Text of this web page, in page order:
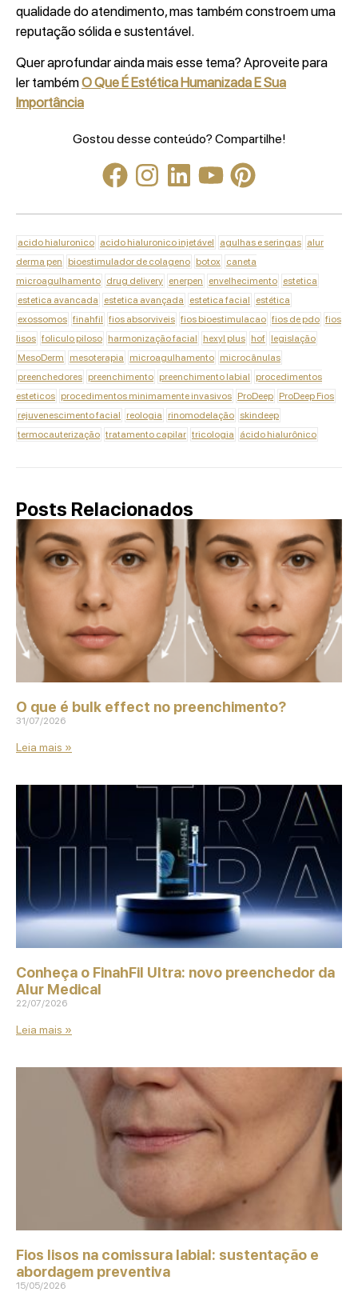
qualidade do atendimento, mas também constroem uma
reputação sólida e sustentável.
Quer aprofundar ainda mais esse tema? Aproveite para
ler tambémO Que É Estética HumanizadaE Sua
Importância
Gostou desse conteúdo? Compartilhe!
acido hialuronico acido hialuronico injetável agulhas e seringas alur
derma pen
bioestimulador de colageno botox caneta
microagulhamento drug delivery enerpen envelhecimento estetica
estetica avancada
estetica avançada estetica facial
estética
exossomos finahfil fios absorviveis fios bioestimulacao fios de pdo fios
lisos foliculo piloso harmonização facial hexyl plus hof legislação
MesoDerm
mesoterapia microagulhamento microcânulas
preenchedores preenchimento preenchimento labial
procedimentos
esteticos procedimentos minimamente invasivos ProDeep ProDeep Fios
rejuvenescimento facial
reologia rinomodelação skindeep
termocauterização tratamento capilar tricologia ácido hialurônico
Posts Relacionados
O que é bulk effect no preenchimento?
31/07/2026
Leia mais »
Conheça o FinahFil Ultra: novo preenchedor da
Alur Medical
22/07/2026
Leia mais »
Fios lisos na comissura labial: sustentação e
abordagem preventiva
15/05/2026